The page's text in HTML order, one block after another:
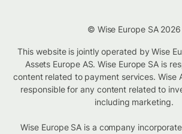
© Wise Europe SA 2026
This website is jointly operated by Wise
Assets Europe AS. Wise Europe SA is
content related to payment services. Wise
responsible for any content related to
including marketing.
Wise Europe SA is a company